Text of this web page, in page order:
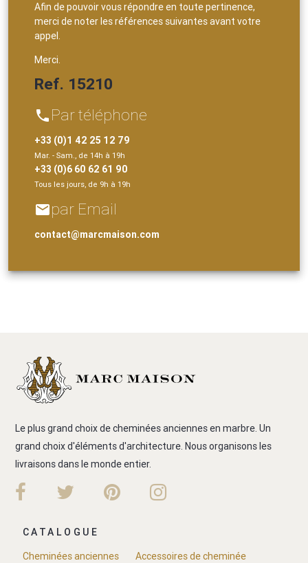
Afin de pouvoir vous répondre en toute pertinence,
merci de noter les références suivantes avant votre
appel.
Merci.
Ref. 15210
phone Par téléphone
+33 (0)1 42 25 12 79
Mar. - Sam., de 14h à 19h
+33 (0)6 60 62 61 90
Tous les jours, de 9h à 19h
emailpar Email
contact@marcmaison.com
Le plus grand choix de cheminées anciennes en marbre. Un
grand choix d'éléments d'architecture. Nous organisons les
livraisons dans le monde entier.
CATALOGUE
Cheminées anciennes
Accessoires de cheminée